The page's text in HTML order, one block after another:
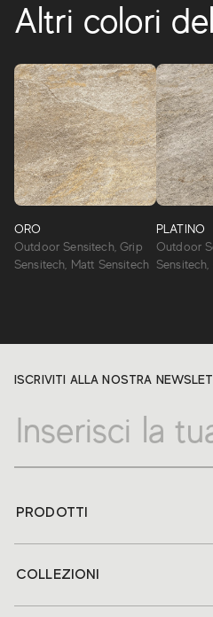
Altri colori
ORO
Outdoor Sensitech, Grip
Sensitech, Matt Sensitech
PLATINO
Outdoor
ISCRIVITI ALLA NOSTRA
PRODOTTI
COLLEZIONI